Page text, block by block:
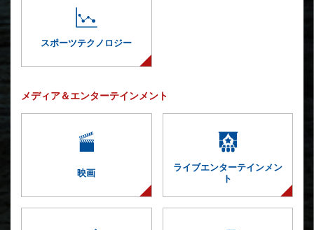
スポーツテクノロジー
メディア＆エンターテインメント
映画 ライブエンターテインメン
ト